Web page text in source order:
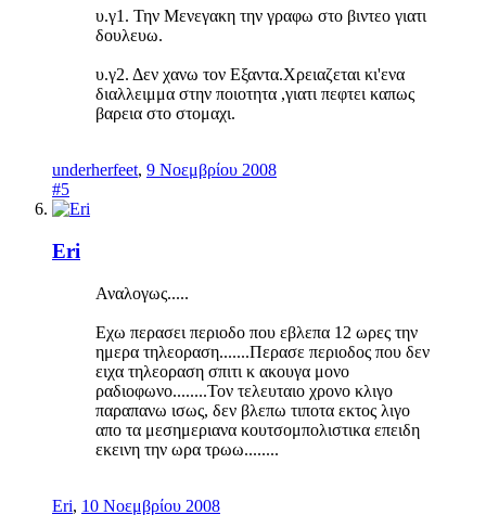
υ.γ1. Την Μενεγακη την γραφω στο βιντεο γιατι
δουλευω.
υ.γ2. Δεν χανω τον Εξαντα.Χρειαζεται κι'ενα
διαλλειμμα στην ποιοτητα ,γιατι πεφτει καπως
βαρεια στο στομαχι.
underherfeet, 9 Νοεμβρίου 2008
#5
Eri
Αναλογως.....
Εχω περασει περιοδο που εβλεπα 12 ωρες την
ημερα τηλεοραση.......Περασε περιοδος που δεν
ειχα τηλεοραση σπιτι κ ακουγα μονο
ραδιοφωνο........Τον τελευταιο χρονο κλιγο
παραπανω ισως, δεν βλεπω τιποτα εκτος λιγο
απο τα μεσημεριανα κουτσομπολιστικα επειδη
εκεινη την ωρα τρωω........
Eri, 10 Νοεμβρίου 2008